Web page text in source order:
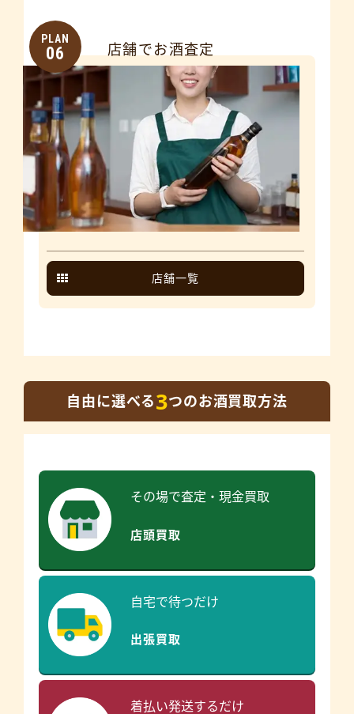
PLAN
06 店舗でお酒査定
店舗一覧
自由に選べる3つのお酒買取方法
その場で査定・現金買取
店頭買取
自宅で待つだけ
出張買取
着払い発送するだけ